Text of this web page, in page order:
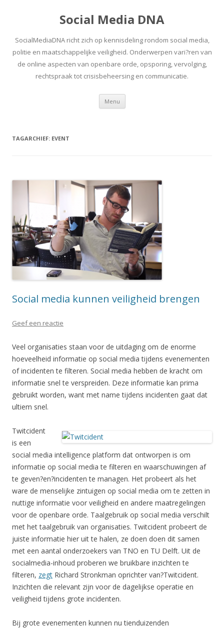
Social Media DNA
SocialMediaDNA richt zich op kennisdeling rondom social media,
politie en maatschappelijke veiligheid. Onderwerpen vari?ren van
de online aspecten van openbare orde, opsporing, vervolging,
rechtspraak tot crisisbeheersing en communicatie.
Menu Spring
inhoud
TAGARCHIEF: EVENT
Social media kunnen veiligheid brengen
Geef een reactie
Veel organisaties staan voor de uitdaging om de enorme
hoeveelheid informatie op social media tijdens evenementen
of incidenten te filteren. Social media hebben de kracht om
informatie snel te verspreiden. Deze informatie kan prima
gebruikt worden, want met name tijdens incidenten gaat dat
ultiem snel.
Twitcident
is een
social media intelligence platform dat ontworpen is om
informatie op social media te filteren en waarschuwingen af
te geven?en?incidenten te managen. Het probeert als het
ware de menselijke zintuigen op social media om te zetten in
nuttige informatie voor veiligheid en andere maatregelingen
voor de openbare orde. Taalgebruik op social media verschilt
met het taalgebruik van organisaties. Twitcident probeert de
juiste informatie hier uit te halen, ze doen doen dit samen
met een aantal onderzoekers van TNO en TU Delft. Uit de
socialmedia-inhoud proberen we bruikbare inzichten te
filteren, zegt Richard Stronkman oprichter van?Twitcident.
Inzichten die relevant zijn voor de dagelijkse operatie en
veiligheid tijdens grote incidenten.
Bij grote evenementen kunnen nu tienduizenden